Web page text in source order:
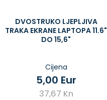
DVOSTRUKO LJEPLJIVA
TRAKA EKRANE LAPTOPA 11.6"
DO 15,6"
Cijena
37,67 Kn
5,00 Eur